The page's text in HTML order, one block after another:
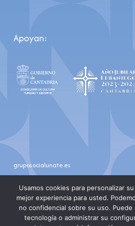
Apoyan:
gruposocialunate.es
youtubeinstagram
Usamos cookies para personalizar
mejor experiencia para usted.
no confidencial sobre su uso.
tecnología o administrar su